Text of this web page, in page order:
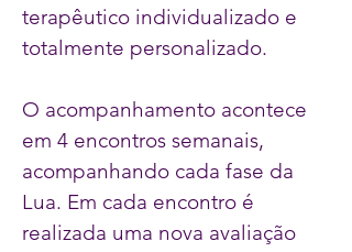
terapêutico individualizado e
totalmente personalizado.
O acompanhamento acontece
em 4 encontros semanais,
acompanhando cada fase da
Lua. Em cada encontro é
realizada uma nova avaliação